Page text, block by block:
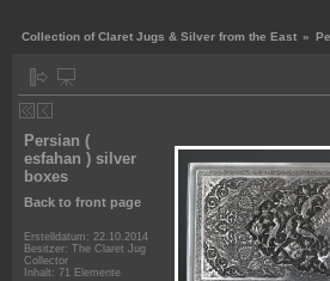
Collection of Claret Jugs & Silver from the East »
Persian (
esfahan ) silver
boxes
Back to front page
Erstelldatum: 22.10.2014
Besitzer: The Claret Jug
Collector
Inhalt: 71 Elemente